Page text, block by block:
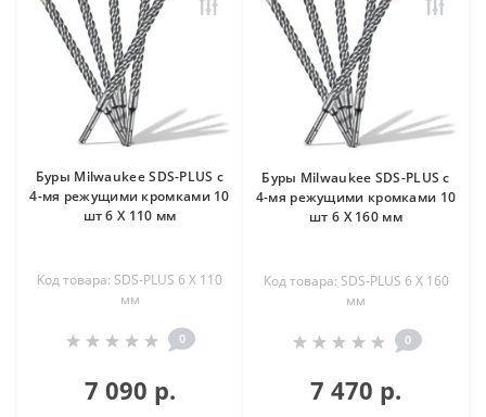
Буры Milwaukee SDS-PLUS с
4-мя режущими кромками 10
шт 6 X 110 мм
Код товара: SDS-PLUS 6 X 110
мм
0
7 090 р.
Буры Milwaukee SDS-PLUS с
4-мя режущими кромками 10
шт 6 X 160 мм
Код товара: SDS-PLUS 6 X 160
мм
0
7 470 р.